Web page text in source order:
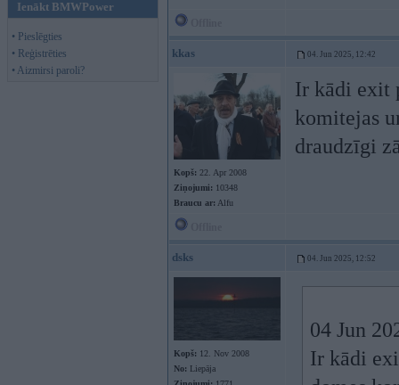
Ienākt BMWPower
• Pieslēgties
• Reģistrēties
• Aizmirsi paroli?
kkas 04. Jun 2025, 12:42
Kopš: 22. Apr 2008
Ziņojumi: 10348
Braucu ar: Alfu
Ir kādi exit
komitejas
draudzīgi
dsks 04. Jun 2025, 12:52
Kopš: 12. Nov 2008
No: Liepāja
04 Jun
Ir kādi